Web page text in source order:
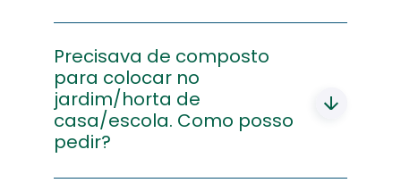
atendimento da Linha da Reciclagem
gratuitamente através do telefone 800
911 400,
email:atendimento@linhadareciclagem.pt
para obter essa informação.
Precisava de composto
para colocar no
jardim/horta de
casa/escola. Como posso
pedir?